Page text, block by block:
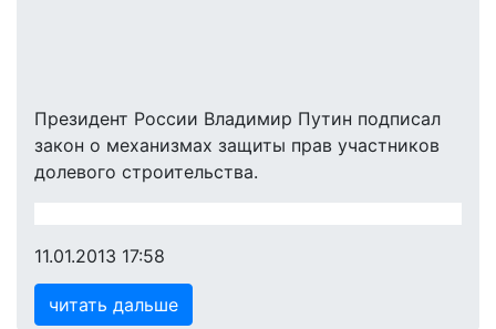
Президент России Владимир Путин подписал
закон о механизмах защиты прав участников
долевого строительства.
11.01.2013 17:58
читать дальше